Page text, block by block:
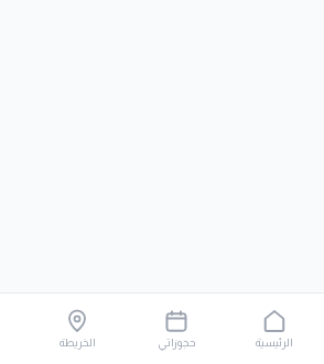
الرئيسية حجوزاتي الخريطة